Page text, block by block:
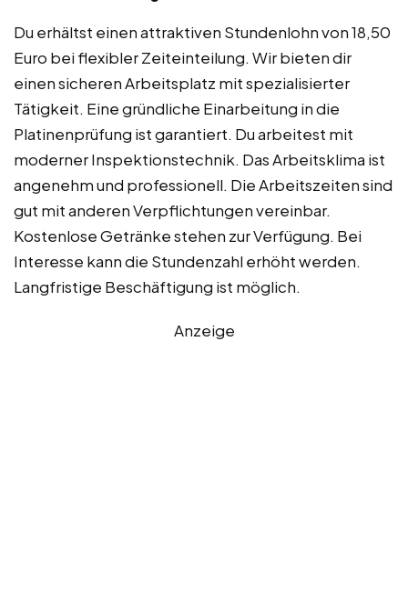
Du erhältst einen attraktiven Stundenlohn von 18,50
Euro bei flexibler Zeiteinteilung. Wir bieten dir
einen sicheren Arbeitsplatz mit spezialisierter
Tätigkeit. Eine gründliche Einarbeitung in die
Platinenprüfung ist garantiert. Du arbeitest mit
moderner Inspektionstechnik. Das Arbeitsklima ist
angenehm und professionell. Die Arbeitszeiten sind
gut mit anderen Verpflichtungen vereinbar.
Kostenlose Getränke stehen zur Verfügung. Bei
Interesse kann die Stundenzahl erhöht werden.
Langfristige Beschäftigung ist möglich.
Anzeige